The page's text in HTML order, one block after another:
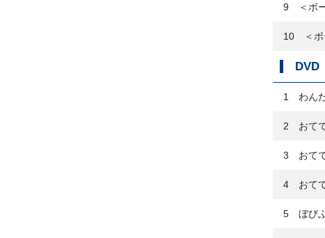
9 ＜ボー
10 ＜ボ
DVD
1 わん
2 おてて
3 おてて
4 おてて
5 ぼびぶ